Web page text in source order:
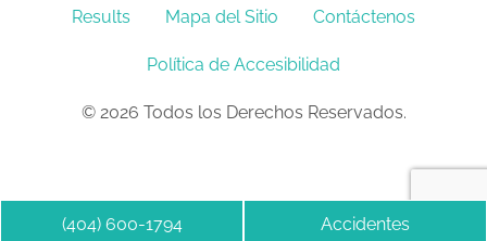
(404) 600-1794 Accidentes
Results Mapa del Sitio Contáctenos
Política de Accesibilidad
© 2026 Todos los Derechos Reservados.